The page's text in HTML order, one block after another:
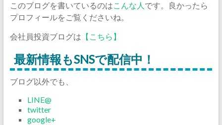
このブログを書いているのはこんな人 です。良かったら
プロフィールをご覧くださいね。
会社員投資ブログは 【こちら】
最新情報もSNSで配信中！
ブログ以外でも、
LINE@
twitter
google+